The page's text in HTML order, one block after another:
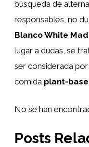
búsqueda de
responsables, no
Blanco White
lugar a dudas, se
ser considerada
comida plant-
No se han
Posts